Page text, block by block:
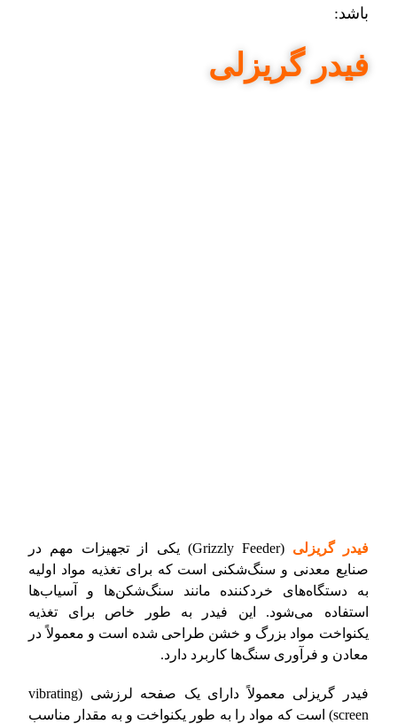
باشد:
فیدر گریزلی
فیدر گریزلی
(Grizzly Feeder) یکی از تجهیزات مهم در
صنایع معدنی و سنگ‌شکنی است که برای تغذیه مواد اولیه
به دستگاه‌های خردکننده مانند سنگ‌شکن‌ها و آسیاب‌ها
استفاده می‌شود. این فیدر به طور خاص برای تغذیه
یکنواخت مواد بزرگ و خشن طراحی شده است و معمولاً در
معادن و فرآوری سنگ‌ها کاربرد دارد.
فیدر گریزلی معمولاً دارای یک صفحه لرزشی (vibrating
screen) است که مواد را به طور یکنواخت و به مقدار مناسب